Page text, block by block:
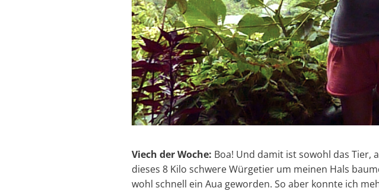
Viech der Woche: Boa! Und damit ist sowohl das Tier,
dieses 8 Kilo schwere Würgetier um meinen Hals
wohl schnell ein Aua geworden. So aber konnte ich